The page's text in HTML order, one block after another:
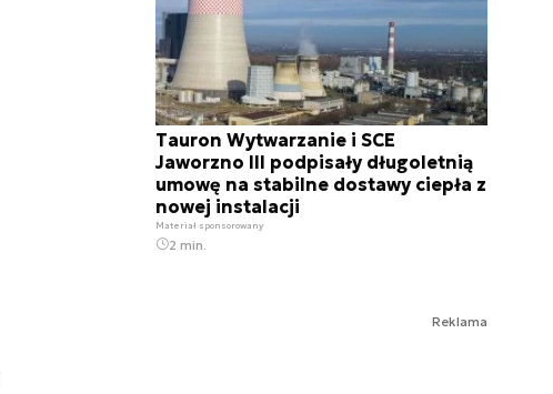
Tauron Wytwarzanie i SCE
Jaworzno III podpisały długoletnią
umowę na stabilne dostawy ciepła z
nowej instalacji
Materiał sponsorowany
2 min.
Reklama